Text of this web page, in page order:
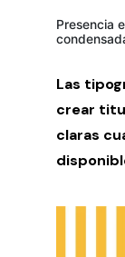
Presencia
Las
crear
claras